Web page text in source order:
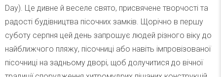
Day). Це дивне й веселе свято, присвячене творчості та
радості будівництва пісочних замків. Щорічно в першу
суботу серпня цей день запрошує людей різного віку до
найближчого пляжу, пісочниці або навіть імпровізованої
пісочниці на задньому дворі, щоб долучитися до вічної